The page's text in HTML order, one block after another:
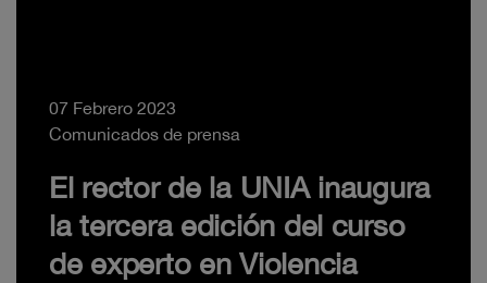
07 Febrero 2023
Comunicados de prensa
El rector de la UNIA inaugura
la tercera edición del curso
de experto en Violencia